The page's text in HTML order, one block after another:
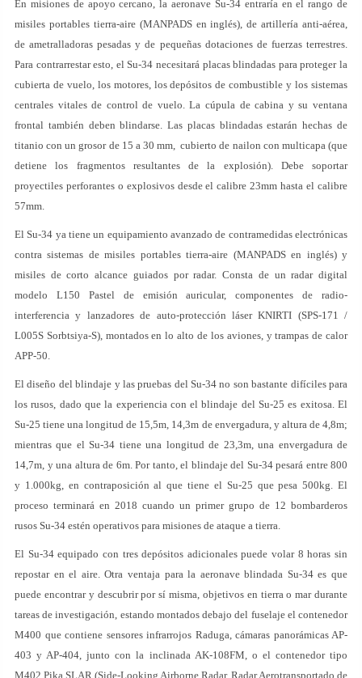
En misiones de apoyo cercano, la aeronave Su-34 entraría en el rango de
misiles portables tierra-aire (MANPADS en inglés), de artillería anti-aérea,
de ametralladoras pesadas y de pequeñas dotaciones de fuerzas terrestres.
Para contrarrestar esto, el Su-34 necesitará placas blindadas para proteger la
cubierta de vuelo, los motores, los depósitos de combustible y los sistemas
centrales vitales de control de vuelo. La cúpula de cabina y su ventana
frontal también deben blindarse. Las placas blindadas estarán hechas de
titanio con un grosor de 15 a 30 mm, cubierto de nailon con multicapa (que
detiene los fragmentos resultantes de la explosión). Debe soportar
proyectiles perforantes o explosivos desde el calibre 23mm hasta el calibre
57mm.
El Su-34 ya tiene un equipamiento avanzado de contramedidas electrónicas
contra sistemas de misiles portables tierra-aire (MANPADS en inglés) y
misiles de corto alcance guiados por radar. Consta de un radar digital
modelo L150 Pastel de emisión auricular, componentes de radio-
interferencia y lanzadores de auto-protección láser KNIRTI (SPS-171 /
L005S Sorbtsiya-S), montados en lo alto de los aviones, y trampas de calor
APP-50.
El diseño del blindaje y las pruebas del Su-34 no son bastante difíciles para
los rusos, dado que la experiencia con el blindaje del Su-25 es exitosa. El
Su-25 tiene una longitud de 15,5m, 14,3m de envergadura, y altura de 4,8m;
mientras que el Su-34 tiene una longitud de 23,3m, una envergadura de
14,7m, y una altura de 6m. Por tanto, el blindaje del Su-34 pesará entre 800
y 1.000kg, en contraposición al que tiene el Su-25 que pesa 500kg. El
proceso terminará en 2018 cuando un primer grupo de 12 bombarderos
rusos Su-34 estén operativos para misiones de ataque a tierra.
El Su-34 equipado con tres depósitos adicionales puede volar 8 horas sin
repostar en el aire. Otra ventaja para la aeronave blindada Su-34 es que
puede encontrar y descubrir por sí misma, objetivos en tierra o mar durante
tareas de investigación, estando montados debajo del fuselaje el contenedor
M400 que contiene sensores infrarrojos Raduga, cámaras panorámicas AP-
403 y AP-404, junto con la inclinada AK-108FM, o el contenedor tipo
M402 Pika SLAR (Side-Looking Airborne Radar, Radar Aerotransportado de